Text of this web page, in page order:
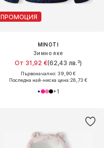
ПРОМОЦИЯ
MINOTI
Зимно яке
От 31,92 €(62,43 лв.³)
Първоначално: 39,90 €
Последна най-ниска цена:28,73 €
+1